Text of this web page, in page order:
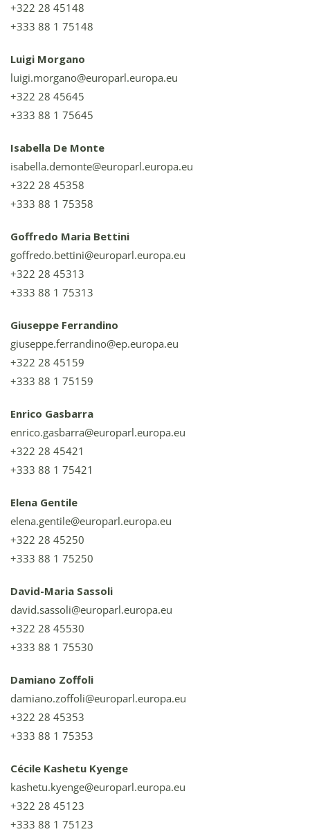
+322 28 45148
+333 88 1 75148
Luigi Morgano
luigi.morgano@europarl.europa.eu
+322 28 45645
+333 88 1 75645
Isabella De Monte
isabella.demonte@europarl.europa.eu
+322 28 45358
+333 88 1 75358
Goffredo Maria Bettini
goffredo.bettini@europarl.europa.eu
+322 28 45313
+333 88 1 75313
Giuseppe Ferrandino
giuseppe.ferrandino@ep.europa.eu
+322 28 45159
+333 88 1 75159
Enrico Gasbarra
enrico.gasbarra@europarl.europa.eu
+322 28 45421
+333 88 1 75421
Elena Gentile
elena.gentile@europarl.europa.eu
+322 28 45250
+333 88 1 75250
David-Maria Sassoli
david.sassoli@europarl.europa.eu
+322 28 45530
+333 88 1 75530
Damiano Zoffoli
damiano.zoffoli@europarl.europa.eu
+322 28 45353
+333 88 1 75353
Cécile Kashetu Kyenge
kashetu.kyenge@europarl.europa.eu
+322 28 45123
+333 88 1 75123